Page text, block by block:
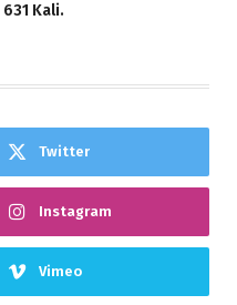
Kali.
Twitter
Instagram
Vimeo